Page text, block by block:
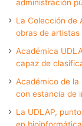
administración
La Colección de
obras de
Académica
capaz de
Académico de
con estancia de
La UDLAP,